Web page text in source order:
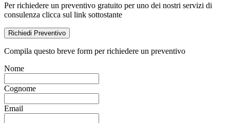
Per richiedere un preventivo gratuito per uno dei nostri servizi di
consulenza clicca sul link sottostante
Richiedi Preventivo
Compila questo breve form per richiedere un preventivo
Nome
Cognome
Email